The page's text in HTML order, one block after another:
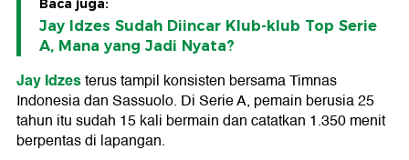
Baca juga:
Jay Idzes Sudah Diincar Klub-klub Top Serie
A, Mana yang Jadi Nyata?
Jay Idzesterus tampil konsisten bersama Timnas
Indonesia dan Sassuolo. Di Serie A, pemain berusia 25
tahun itu sudah 15 kali bermain dan catatkan 1.350 menit
berpentas di lapangan.